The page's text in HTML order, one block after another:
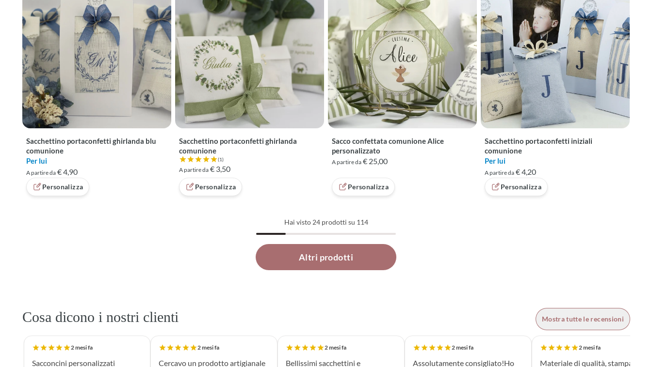
Sacchettino portaconfetti ghirlanda blu
comunione
Per lui
A partire da € 4,90
Personalizza
Sacchettino portaconfetti ghirlanda
comunione
(1)
Valutazione 5 su 5 basata su 1 recensioni
A partire da € 3,50
Personalizza
Sacco confettata comunione Alice
personalizzato
A partire da € 25,00
Personalizza
Sacchettino portaconfetti iniziali
comunione
Per lui
A partire da € 4,20
Personalizza
Hai visto24prodotti su 114
Altri prodotti
Cosa dicono i nostri clienti Mostra tutte le recensioni
2 mesi fa
Sacconcini personalizzati
2 mesi fa
Cercavo un prodotto artigianale
2 mesi fa
Bellissimi sacchettini e
2 mesi fa
Assolutamente consigliato!Ho
2 mesi fa
Materiale di qualità, stampa